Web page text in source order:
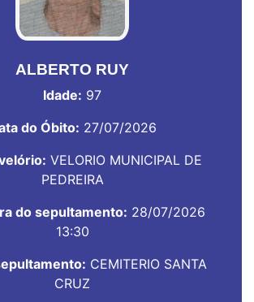
ALBERTO RUY
Idade: 97
do Óbito: 27/07/2026
VELORIO MUNICIPAL DE
PEDREIRA
do sepultamento: 28/07/2026
13:30
CEMITERIO SANTA
CRUZ